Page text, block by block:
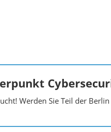
Werden Sie Teil der